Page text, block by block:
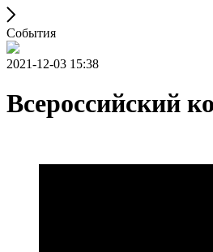
События
2021-12-03 15:38
Всероссийский